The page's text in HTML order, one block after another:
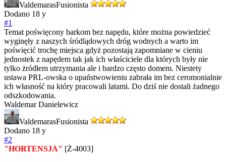
ValdemarasFusionista
Dodano 18 y
#1
Temat poświęcony barkom bez napędu, które można powiedzieć
wyginęły z naszych śródlądowych dróg wodnych a warto im
poświęcić trochę miejsca gdyż pozostają zapomniane w cieniu
jednostek z napędem tak jak ich właściciele dla których były nie
tylko żródłem utrzymania ale i bardzo często domem. Niestety
ustawa PRL-owska o upaństwowieniu zabrała im bez ceromonialnie
ich własność na który pracowali latami. Do dziś nie dostali żadnego
odszkodowania.
Waldemar Danielewicz
ValdemarasFusionista
Dodano 18 y
#2
"HORTENSJA" [Ż-4003]